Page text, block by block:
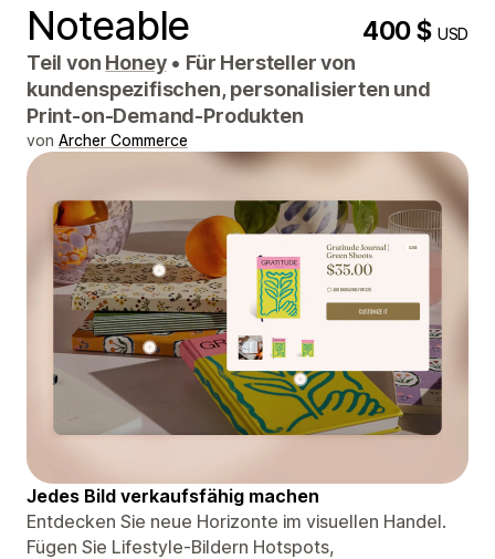
Noteable 400 $USD
Teil von Honey • Für Hersteller von
kundenspezifischen, personalisierten und
Print-on-Demand-Produkten
von Archer Commerce
Jedes Bild verkaufsfähig machen
Entdecken Sie neue Horizonte im visuellen Handel.
Fügen Sie Lifestyle-Bildern Hotspots,